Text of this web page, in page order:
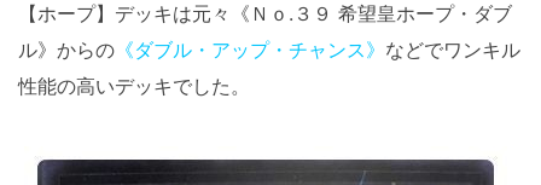
【ホープ】デッキは元々《Ｎｏ.３９ 希望皇ホープ・ダブ
ル》からの 《ダブル・アップ・チャンス》 などでワンキル
性能の高いデッキでした。